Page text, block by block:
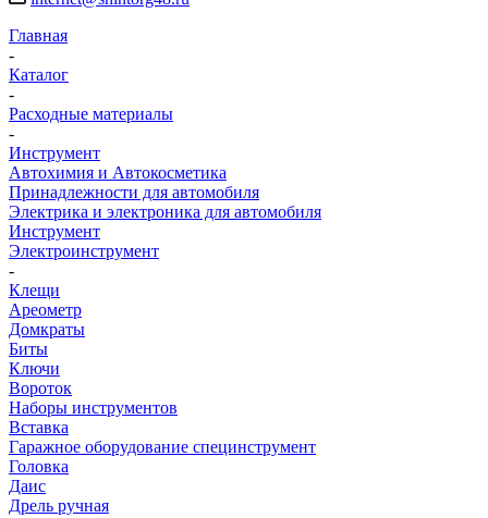
Главная
-
Каталог
-
Расходные материалы
-
Инструмент
Автохимия и Автокосметика
Принадлежности для автомобиля
Электрика и электроника для автомобиля
Инструмент
Электроинструмент
-
Клещи
Ареометр
Домкраты
Биты
Ключи
Вороток
Наборы инструментов
Вставка
Гаражное оборудование специнструмент
Головка
Даис
Дрель ручная